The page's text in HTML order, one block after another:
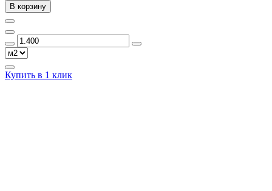
В корзину
Купить в 1 клик